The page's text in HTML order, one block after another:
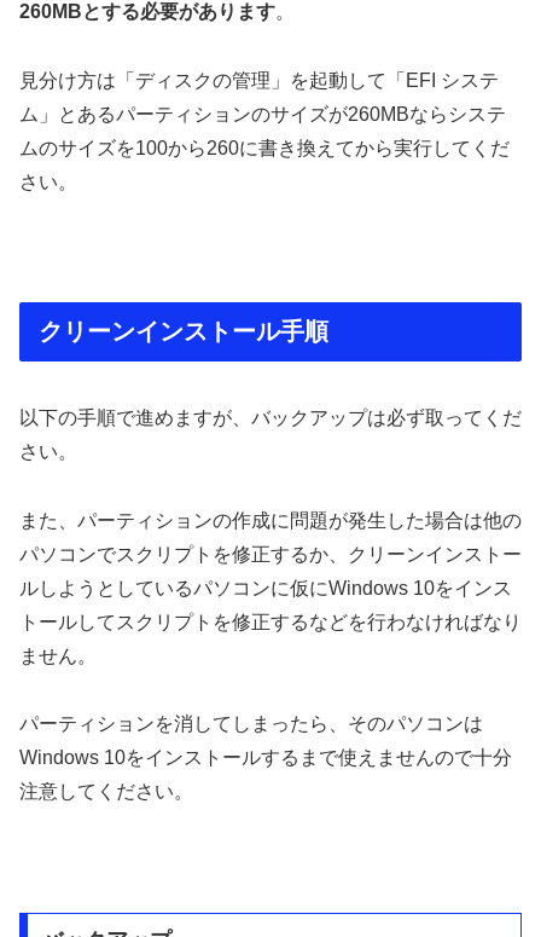
260MBとする必要があります。
見分け方は「ディスクの管理」を起動して「EFI システ
ム」とあるパーティションのサイズが260MBならシステ
ムのサイズを100から260に書き換えてから実行してくだ
さい。
クリーンインストール手順
以下の手順で進めますが、バックアップは必ず取ってくだ
さい。
また、パーティションの作成に問題が発生した場合は他の
パソコンでスクリプトを修正するか、クリーンインストー
ルしようとしているパソコンに仮にWindows 10をインス
トールしてスクリプトを修正するなどを行わなければなり
ません。
パーティションを消してしまったら、そのパソコンは
Windows 10をインストールするまで使えませんので十分
注意してください。